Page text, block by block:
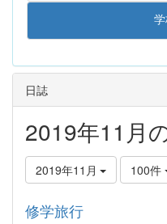
日誌
2019年11月
2019年11月 100件
修学旅行